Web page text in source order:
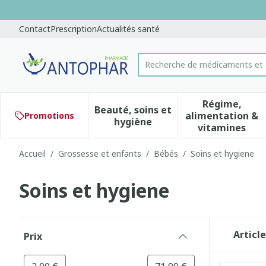
ContactPrescriptionActualités santé
Rechercher
Recherche de médicaments et
Promotions
Beauté, soins et
hygièneAfficher le sous-menu pour
Régime,
alimentation &
vitamines
Afficher
Accueil / Grossesse et enfants / Bébés / Soins et hygiene
Soins et hygiene
Prix